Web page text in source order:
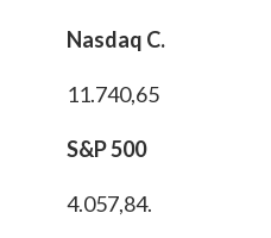
Nasdaq C.
11.740,65
S&P 500
4.057,84.